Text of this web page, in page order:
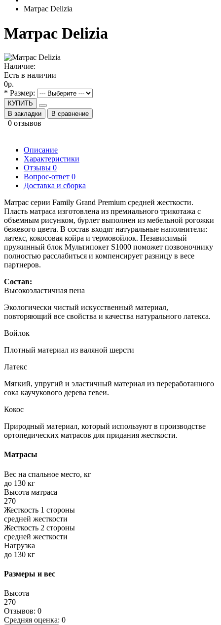
Матрас Delizia
Матрас Delizia
Наличие:
Есть в наличии
0р.
* Размер:
КУПИТЬ
В закладки
В сравнение
0 отзывов
Описание
Характеристики
Отзывы 0
Вопрос-ответ 0
Доставка и сборка
Матрас серии Family Grand Premium средней жесткости.
Пласть матраса изготовлена из премиального трикотажа с
объемным рисунком, бурлет выполнен из мебельной рогожки
бежевого цвета. В состав входят натуральные наполнители:
латекс, кокосовая койра и термовойлок. Независимый
пружинный блок Мультипокет S1000 поможет позвоночнику
полностью расслабиться и компенсирует разницу в весе
партнеров.
Состав:
Высокоэластичная пена
Экологически чистый искусственный материал,
повторяющий все свойства и качества натурального латекса.
Войлок
Плотный материал из валяной шерсти
Латекс
Мягкий, упругий и эластичный материал из переработанного
сока каучукового дерева гевеи.
Кокос
Природный материал, который используют в производстве
ортопедических матрасов для придания жесткости.
Матрасы
Вес на спальное место, кг
до 130 кг
Высота матраса
270
Жесткость 1 стороны
средней жесткости
Жесткость 2 стороны
средней жесткости
Нагрузка
до 130 кг
Размеры и вес
Высота
270
Отзывов: 0
Средняя оценка: 0